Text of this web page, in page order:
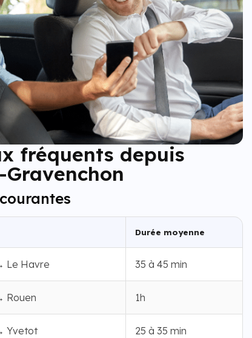
fréquents depuis
Durée moyenne
Le Havre 35 à 45 min
Rouen 1h
Yvetot 25 à 35 min